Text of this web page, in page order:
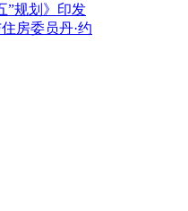
”规划》印发
房委员丹·约